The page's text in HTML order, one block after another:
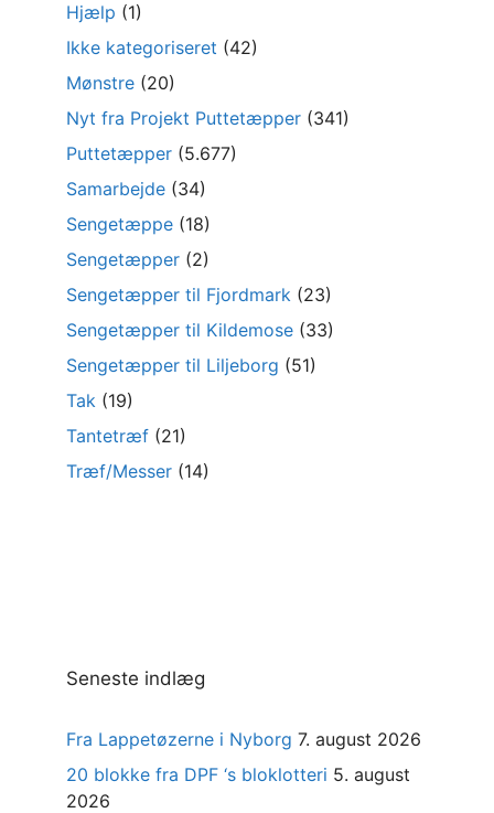
Hjælp (1)
Ikke kategoriseret (42)
Mønstre (20)
Nyt fra Projekt Puttetæpper (341)
Puttetæpper (5.677)
Samarbejde (34)
Sengetæppe (18)
Sengetæpper (2)
Sengetæpper til Fjordmark (23)
Sengetæpper til Kildemose (33)
Sengetæpper til Liljeborg (51)
Tak (19)
Tantetræf (21)
Træf/Messer (14)
Seneste indlæg
Fra Lappetøzerne i Nyborg 7. august 2026
20 blokke fra DPF ‘s bloklotteri 5. august
2026